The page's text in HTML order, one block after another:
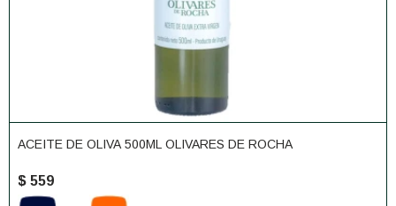
ACEITE DE OLIVA 500ML OLIVARES DE ROCHA
$ 559